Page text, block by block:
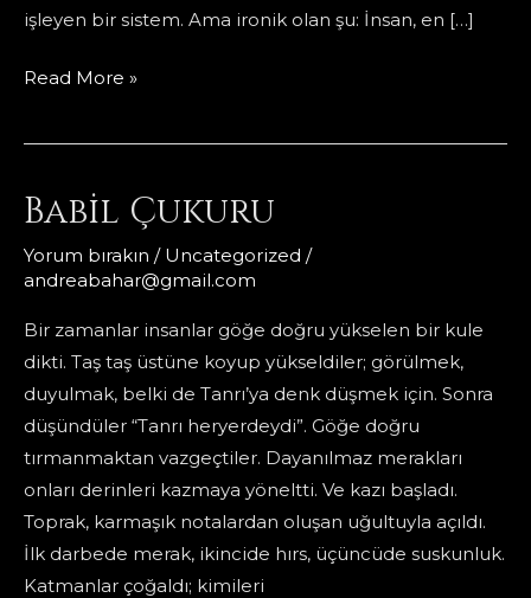
işleyen bir sistem. Ama ironik olan şu: İnsan, en […]
Yasağı
Read More »
Babil Çukuru
Yorum bırakın / Uncategorized /
andreabahar@gmail.com
Bir zamanlar insanlar göğe doğru yükselen bir kule
dikti. Taş taş üstüne koyup yükseldiler; görülmek,
duyulmak, belki de Tanrı’ya denk düşmek için. Sonra
düşündüler “Tanrı heryerdeydi”. Göğe doğru
tırmanmaktan vazgeçtiler. Dayanılmaz merakları
onları derinleri kazmaya yöneltti. Ve kazı başladı.
Toprak, karmaşık notalardan oluşan uğultuyla açıldı.
İlk darbede merak, ikincide hırs, üçüncüde suskunluk.
Katmanlar çoğaldı; kimileri